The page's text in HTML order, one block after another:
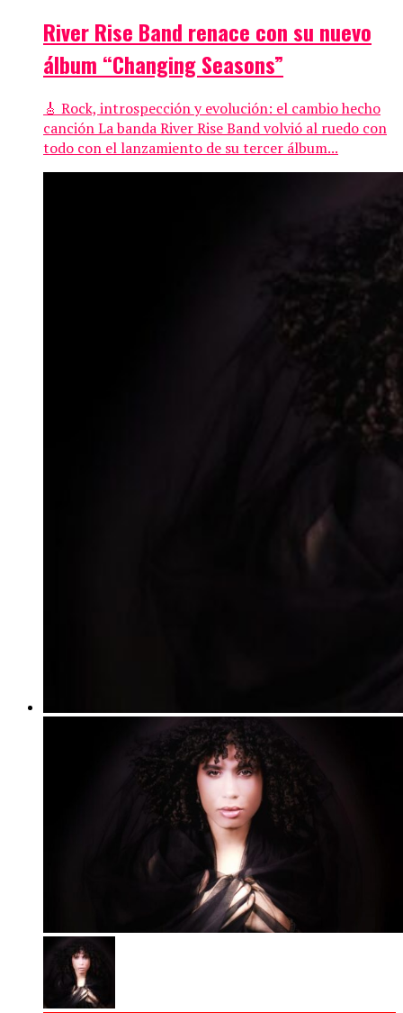
River Rise Band renace con su nuevo
álbum “Changing Seasons”
🎸 Rock, introspección y evolución: el cambio hecho
canción La banda River Rise Band volvió al ruedo con
todo con el lanzamiento de su tercer álbum...